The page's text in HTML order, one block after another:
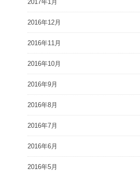
2017年1月
2016年12月
2016年11月
2016年10月
2016年9月
2016年8月
2016年7月
2016年6月
2016年5月